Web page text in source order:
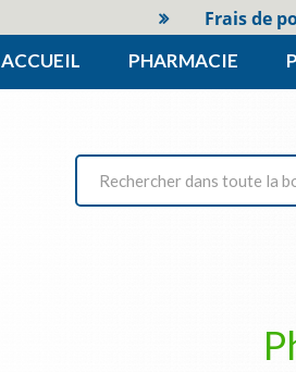
Frais de
ACCUEIL PHARMACIE